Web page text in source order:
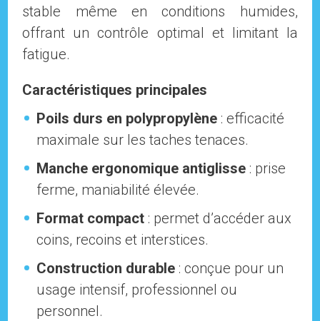
stable même en conditions humides,
offrant un contrôle optimal et limitant la
fatigue.
Caractéristiques principales
Poils durs en polypropylène : efficacité
maximale sur les taches tenaces.
Manche ergonomique antiglisse : prise
ferme, maniabilité élevée.
Format compact : permet d’accéder aux
coins, recoins et interstices.
Construction durable : conçue pour un
usage intensif, professionnel ou
personnel.